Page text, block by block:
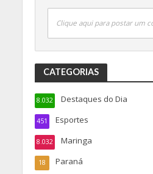
Clique aqui para postar um
CATEGORIAS
Destaques do Dia
8.032
Esportes
451
Maringa
8.032
Paraná
18